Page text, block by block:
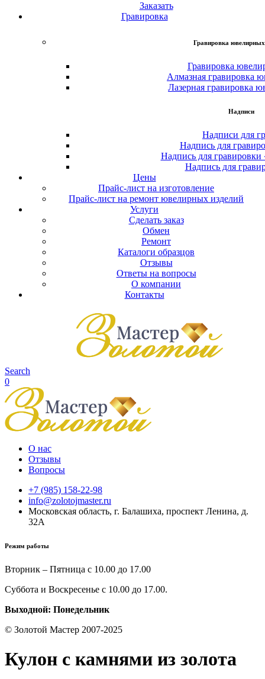
Заказать
Гравировка
Гравировка ювелирных
Гравировка
Алмазная гравировка
Лазерная гравировка
Надписи
Надписи для
Надпись для
Надпись для
Надпись для
Цены
Прайс-лист на изготовление
Прайс-лист на ремонт ювелирных изделий
Услуги
Сделать заказ
Обмен
Ремонт
Каталоги образцов
Отзывы
Ответы на вопросы
О компании
Контакты
Search
0
О нас
Отзывы
Вопросы
+7 (985) 158-22-98
info@zolotojmaster.ru
Московская область, г. Балашиха, проспект Ленина, д.
32А
Режим работы
Вторник – Пятница с 10.00 до 17.00
Суббота и Воскресенье с 10.00 до 17.00.
Выходной: Понедельник
© Золотой Мастер 2007-2025
Кулон с камнями из золота